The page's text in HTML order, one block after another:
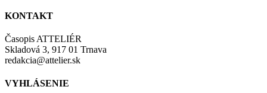
KONTAKT
Časopis ATTELIÉR
Skladová 3, 917 01 Trnava
redakcia@attelier.sk
VYHLÁSENIE